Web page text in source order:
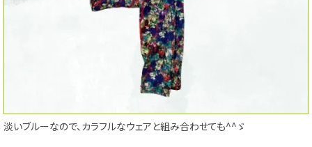
淡いブルーなので、カラフルなウェアと組み合わせても^^ゞ